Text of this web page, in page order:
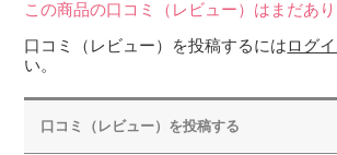
この商品の口コミ（レビュー）はまだあり
口コミ（レビュー）を投稿するにはログ
い。
口コミ（レビュー）を投稿する